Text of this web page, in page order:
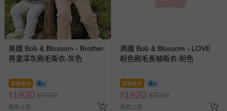
英國 Bob & Blossom - Brother
男童深灰刷毛衛衣-灰色
即將售完
$1920 $2020
最新上架
英國 Bob & Blossom - LOVE
粉色刷毛長袖衛衣-粉色
即將售完
$1920 $2020
最新上架